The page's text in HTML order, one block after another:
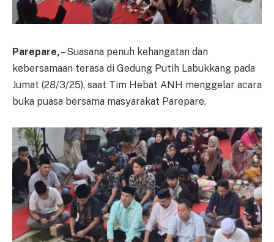
Parepare,– Suasana penuh kehangatan dan
kebersamaan terasa di Gedung Putih Labukkang pada
Jumat (28/3/25), saat Tim Hebat ANH menggelar acara
buka puasa bersama masyarakat Parepare.